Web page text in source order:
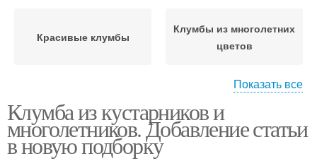
Красивые клумбы
Клумбы из многолетних
цветов
Клумбы с
многолетниками
многолетников
Показать все
Клумба из кустарников и
многолетников. Добавление статьи
в новую подборку